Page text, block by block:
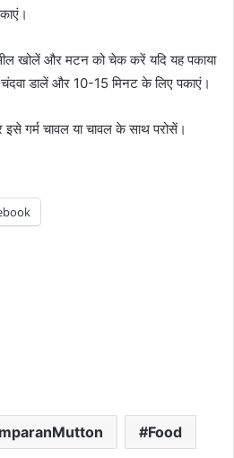
खोलें और मटन को चेक करें यदि यह पकाया
चंदवा डालें और 10-15मिनट के लिए पकाएं।
इसे गर्म चावल या चावल के साथ परोसें।
Food